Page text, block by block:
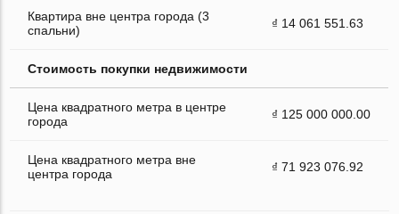
Квартира вне центра города (3
спальни)
₫ 14 061 551.63
Стоимость покупки недвижимости
Цена квадратного метра в центре
города
₫ 125 000 000.00
Цена квадратного метра вне
центра города
₫ 71 923 076.92